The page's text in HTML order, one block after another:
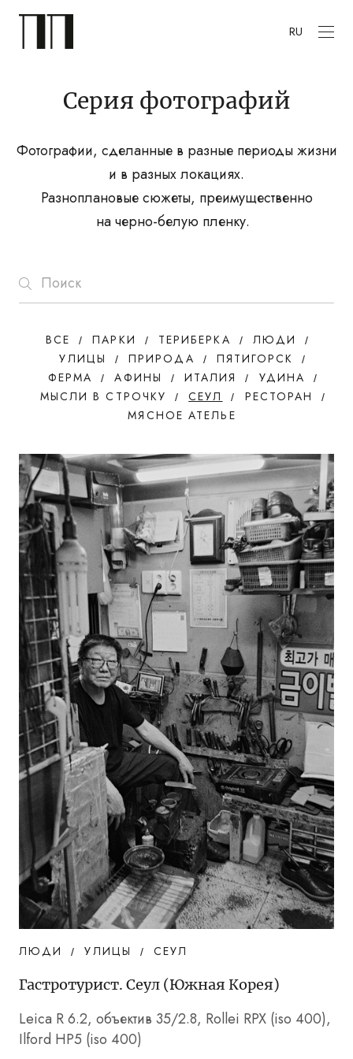
RU
Серия фотографий
Фотографии, сделанные в разные периоды жизни
и в разных локациях.
Разноплановые сюжеты, преимущественно
на черно-белую пленку.
ВСЕ ПАРКИ ТЕРИБЕРКА
ЛЮДИ
УЛИЦЫ
ПРИРОДА
ПЯТИГОРСК
ФЕРМА
АФИНЫ ИТАЛИЯ
УДИНА
МЫСЛИ В СТРОЧКУ
СЕУЛ
РЕСТОРАН
МЯСНОЕ АТЕЛЬЕ
ЛЮДИ УЛИЦЫ СЕУЛ
Гастротурист. Сеул (Южная Корея)
Leica R 6.2, объектив 35/2.8, Rollei RPX (iso 400),
Ilford HP5 (iso 400)